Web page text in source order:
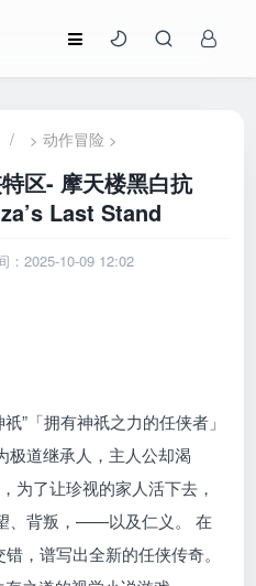
/ >动作冒险 >
区- 摩天楼黑白抗
Last Stand
：2025-10-09 12:02
”「拥有神祇之力的任侠者」
极道继承人，主人公却渴
为了让珍视的家人活下去，
、背叛，——以及仁义。 在
，谱写出全新的任侠传奇。